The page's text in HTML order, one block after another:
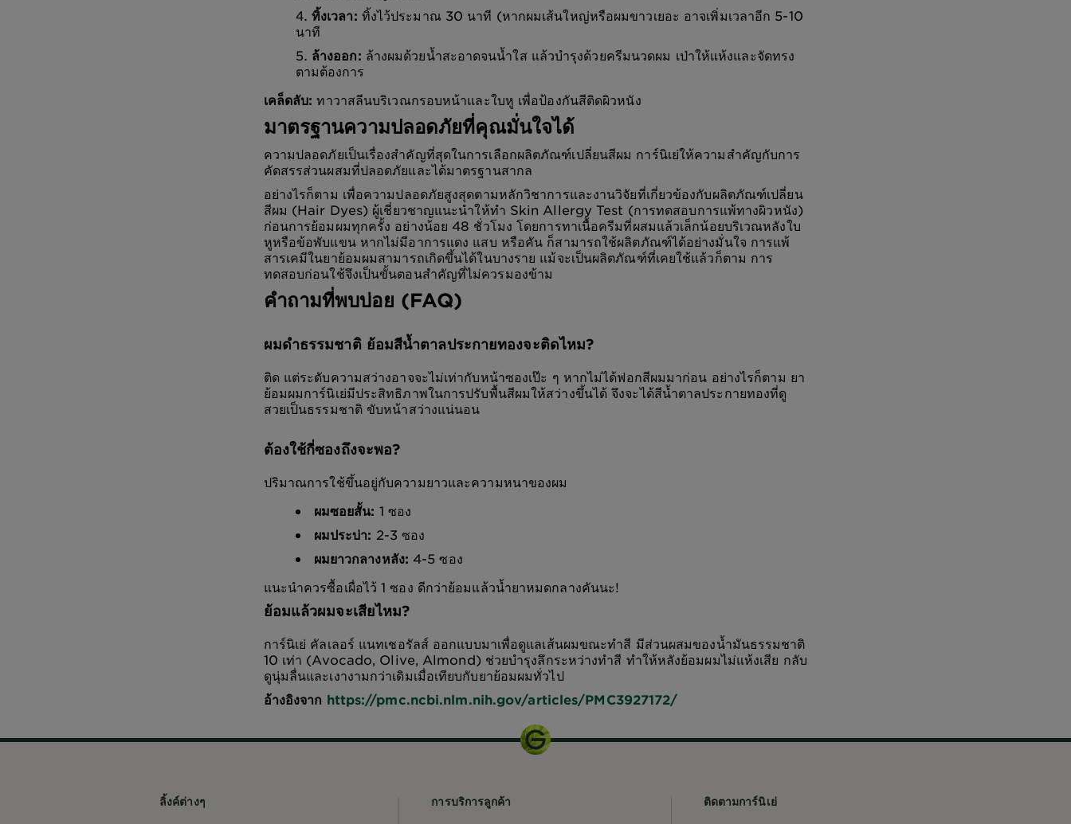
ทิ้งเวลา: ทิ้งไว้ประมาณ 30 นาที (หากผมเส้นใหญ่หรือผมขาวเยอะ อาจเพิ่มเวลาอีก 5-10
นาที
ล้างออก: ล้างผมด้วยน้ำสะอาดจนน้ำใส แล้วบำรุงด้วยครีมนวดผม เป่าให้แห้งและจัดทรง
ตามต้องการ
เคล็ดลับ: ทาวาสลีนบริเวณกรอบหน้าและใบหู เพื่อป้องกันสีติดผิวหนัง
มาตรฐานความปลอดภัยที่คุณมั่นใจได้
ความปลอดภัยเป็นเรื่องสำคัญที่สุดในการเลือกผลิตภัณฑ์เปลี่ยนสีผม การ์นิเย่ให้ความสำคัญกับการ
คัดสรรส่วนผสมที่ปลอดภัยและได้มาตรฐานสากล
อย่างไรก็ตาม เพื่อความปลอดภัยสูงสุดตามหลักวิชาการและงานวิจัยที่เกี่ยวข้องกับผลิตภัณฑ์เปลี่ยน
สีผม (Hair Dyes) ผู้เชี่ยวชาญแนะนำให้ทำ Skin Allergy Test (การทดสอบการแพ้ทางผิวหนัง)
ก่อนการย้อมผมทุกครั้ง อย่างน้อย 48 ชั่วโมง โดยการทาเนื้อครีมที่ผสมแล้วเล็กน้อยบริเวณหลังใบ
หูหรือข้อพับแขน หากไม่มีอาการแดง แสบ หรือคัน ก็สามารถใช้ผลิตภัณฑ์ได้อย่างมั่นใจ การแพ้
สารเคมีในยาย้อมผมสามารถเกิดขึ้นได้ในบางราย แม้จะเป็นผลิตภัณฑ์ที่เคยใช้แล้วก็ตาม การ
ทดสอบก่อนใช้จึงเป็นขั้นตอนสำคัญที่ไม่ควรมองข้าม
คำถามที่พบบ่อย (FAQ)
ผมดำธรรมชาติ ย้อมสีน้ำตาลประกายทองจะติดไหม?
ติด แต่ระดับความสว่างอาจจะไม่เท่ากับหน้าซองเป๊ะ ๆ หากไม่ได้ฟอกสีผมมาก่อน อย่างไรก็ตาม ยา
ย้อมผมการ์นิเย่มีประสิทธิภาพในการปรับพื้นสีผมให้สว่างขึ้นได้ จึงจะได้สีน้ำตาลประกายทองที่ดู
สวยเป็นธรรมชาติ ขับหน้าสว่างแน่นอน
ต้องใช้กี่ซองถึงจะพอ?
ปริมาณการใช้ขึ้นอยู่กับความยาวและความหนาของผม
ผมซอยสั้น: 1 ซอง
ผมประบ่า: 2-3 ซอง
ผมยาวกลางหลัง: 4-5 ซอง
แนะนำควรซื้อเผื่อไว้ 1 ซอง ดีกว่าย้อมแล้วน้ำยาหมดกลางคันนะ!
ย้อมแล้วผมจะเสียไหม?
การ์นิเย่ คัลเลอร์ แนทเชอรัลส์ ออกแบบมาเพื่อดูแลเส้นผมขณะทำสี มีส่วนผสมของน้ำมันธรรมชาติ
10 เท่า (Avocado, Olive, Almond) ช่วยบำรุงลึกระหว่างทำสี ทำให้หลังย้อมผมไม่แห้งเสีย กลับ
ดูนุ่มลื่นและเงางามกว่าเดิมเมื่อเทียบกับยาย้อมผมทั่วไป
อ้างอิงจาก https://pmc.ncbi.nlm.nih.gov/articles/PMC3927172/
ลิ้งค์ต่างๆ การบริการลูกค้า ติดตามการ์นิเย่